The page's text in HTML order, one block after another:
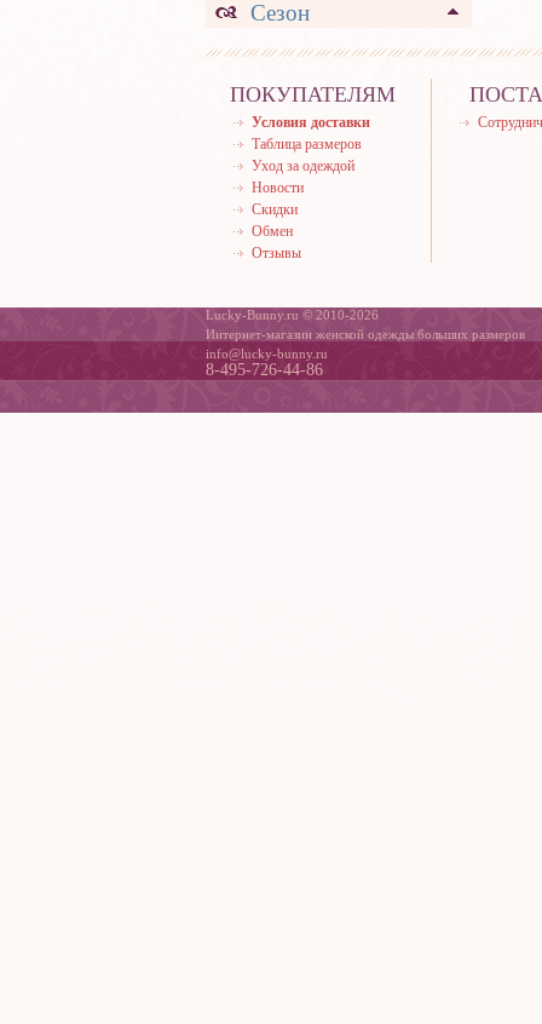
Сезон
ПОКУПАТЕЛЯМ
Условия доставки
Таблица размеров
Уход за одеждой
Новости
Скидки
Обмен
Отзывы
Lucky-Bunny.ru © 2010-2026
Интернет-магазин женской одежды больших размеров
info@lucky-bunny.ru
8-495-726-44-86